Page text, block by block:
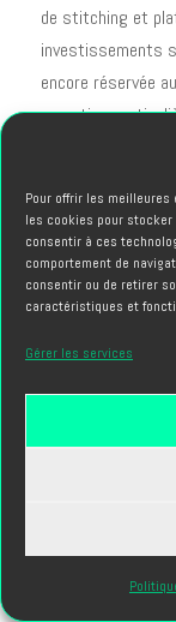
Pour offrir les
les cookies pour
consentir à ces
comportement de
consentir ou de retirer
caractéristiques et
Gérer les services
de stitching et
investissements
encore réservée
expertise
La localisation du
pratiques de la
présente des
La familiarité
connaît les
optimaux pour
administratives